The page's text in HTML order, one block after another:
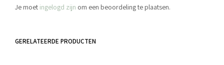
Je moet ingelogd zijn om een beoordeling te plaatsen.
GERELATEERDE PRODUCTEN